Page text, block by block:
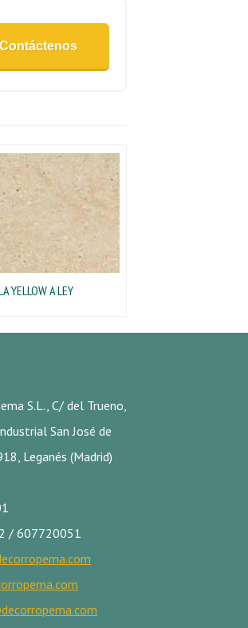
Contáctenos
YELLOW A LEY
S.L., C/ del Trueno,
San José de
Leganés (Madrid)
/ 607720051